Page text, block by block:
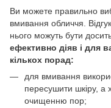
Ви можете правильно
вмивання обличчя.
нього можуть бути
ефективно діяв і для
кількох порад:
для вмивання
пересушити шкіру,
очищенню пор;